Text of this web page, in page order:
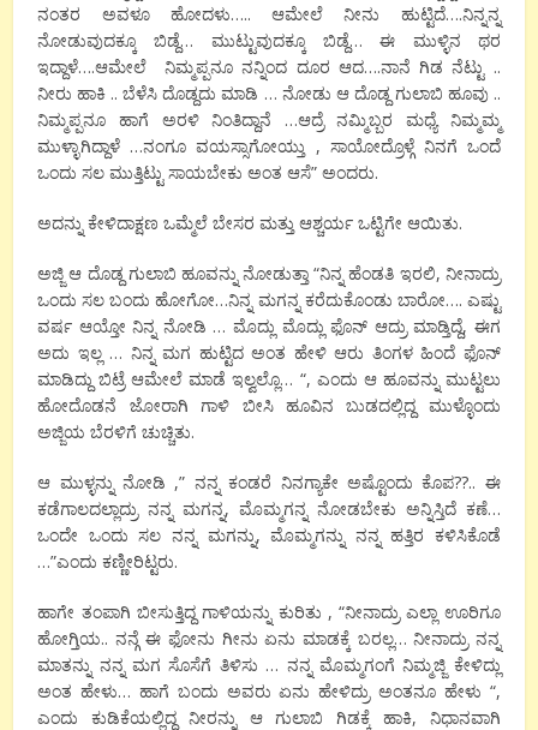
ನಂತರ ಅವಳೂ ಹೋದಳು….. ಆಮೇಲೆ ನೀನು ಹುಟ್ಟಿದೆ….ನಿನ್ನನ್ನ
ನೋಡುವುದಕ್ಕೂ ಬಿಡ್ದೆ… ಮುಟ್ಟುವುದಕ್ಕೂ ಬಿಡ್ದೆ… ಈ ಮುಳ್ಳಿನ ಥರ
ಇದ್ದಾಳೆ….ಆಮೇಲೆ ನಿಮ್ಮಪ್ಪನೂ ನನ್ನಿಂದ ದೂರ ಆದ….ನಾನೆ ಗಿಡ ನೆಟ್ಟು ..
ನೀರು ಹಾಕಿ .. ಬೆಳೆಸಿ ದೊಡ್ದದು ಮಾಡಿ … ನೋಡು ಆ ದೊಡ್ದ ಗುಲಾಬಿ ಹೂವು ..
ನಿಮ್ಮಪ್ಪನೂ ಹಾಗೆ ಅರಳಿ ನಿಂತಿದ್ದಾನೆ …ಆದ್ರೆ ನಮ್ಮಿಬ್ಬರ ಮಧ್ಯೆ ನಿಮ್ಮಮ್ಮ
ಮುಳ್ಳಾಗಿದ್ದಾಳೆ …ನಂಗೂ ವಯಸ್ಸಾಗೋಯ್ತು , ಸಾಯೋದ್ರೊಳ್ಗೆ ನಿನಗೆ ಒಂದೆ
ಒಂದು ಸಲ ಮುತ್ತಿಟ್ಟು ಸಾಯಬೇಕು ಅಂತ ಆಸೆ” ಅಂದರು.
ಅದನ್ನು ಕೇಳಿದಾಕ್ಷಣ ಒಮ್ಮೆಲೆ ಬೇಸರ ಮತ್ತು ಆಶ್ಚರ್ಯ ಒಟ್ಟಿಗೇ ಆಯಿತು.
ಅಜ್ಜಿ ಆ ದೊಡ್ದ ಗುಲಾಬಿ ಹೂವನ್ನು ನೋಡುತ್ತಾ “ನಿನ್ನ ಹೆಂಡತಿ ಇರಲಿ, ನೀನಾದ್ರು
ಒಂದು ಸಲ ಬಂದು ಹೋಗೋ…ನಿನ್ನ ಮಗನ್ನ ಕರೆದುಕೊಂಡು ಬಾರೋ…. ಎಷ್ಟು
ವರ್ಷ ಆಯ್ತೋ ನಿನ್ನ ನೋಡಿ … ಮೊದ್ಲು ಮೊದ್ಲು ಫೊನ್ ಆದ್ರು ಮಾಡ್ತಿದ್ದೆ, ಈಗ
ಅದು ಇಲ್ಲ … ನಿನ್ನ ಮಗ ಹುಟ್ಟಿದ ಅಂತ ಹೇಳಿ ಆರು ತಿಂಗಳ ಹಿಂದೆ ಫೊನ್
ಮಾಡಿದ್ದು ಬಿಟ್ರೆ ಆಮೇಲೆ ಮಾಡೆ ಇಲ್ವಲ್ಲೊ… “, ಎಂದು ಆ ಹೂವನ್ನು ಮುಟ್ಟಲು
ಹೋದೊಡನೆ ಜೋರಾಗಿ ಗಾಳಿ ಬೀಸಿ ಹೂವಿನ ಬುಡದಲ್ಲಿದ್ದ ಮುಳ್ಳೊಂದು
ಅಜ್ಜಿಯ ಬೆರಳಿಗೆ ಚುಚ್ಚಿತು.
ಆ ಮುಳ್ಳನ್ನು ನೋಡಿ ,” ನನ್ನ ಕಂಡರೆ ನಿನಗ್ಯಾಕೇ ಅಷ್ಟೊಂದು ಕೊಪ??.. ಈ
ಕಡೆಗಾಲದಲ್ಲಾದ್ರು ನನ್ನ ಮಗನ್ನ, ಮೊಮ್ಮಗನ್ನ ನೋಡಬೇಕು ಅನ್ನಿಸ್ತಿದೆ ಕಣೆ…
ಒಂದೇ ಒಂದು ಸಲ ನನ್ನ ಮಗನ್ನು, ಮೊಮ್ಮಗನ್ನು ನನ್ನ ಹತ್ತಿರ ಕಳಿಸಿಕೊಡೆ
…”ಎಂದು ಕಣ್ಣೀರಿಟ್ಟರು.
ಹಾಗೇ ತಂಪಾಗಿ ಬೀಸುತ್ತಿದ್ದ ಗಾಳಿಯನ್ನು ಕುರಿತು , “ನೀನಾದ್ರು ಎಲ್ಲಾ ಊರಿಗೂ
ಹೋಗ್ತಿಯ.. ನನ್ಗೆ ಈ ಫೋನು ಗೀನು ಏನು ಮಾಡಕ್ಕೆ ಬರಲ್ಲ… ನೀನಾದ್ರು ನನ್ನ
ಮಾತನ್ನು ನನ್ನ ಮಗ ಸೊಸೆಗೆ ತಿಳಿಸು … ನನ್ನ ಮೊಮ್ಮಗಂಗೆ ನಿಮ್ಮಜ್ಜಿ ಕೇಳಿದ್ಲು
ಅಂತ ಹೇಳು… ಹಾಗೆ ಬಂದು ಅವರು ಏನು ಹೇಳಿದ್ರು ಅಂತನೂ ಹೇಳು “,
ಎಂದು ಕುಡಿಕೆಯಲ್ಲಿದ್ದ ನೀರನ್ನು ಆ ಗುಲಾಬಿ ಗಿಡಕ್ಕೆ ಹಾಕಿ, ನಿಧಾನವಾಗಿ